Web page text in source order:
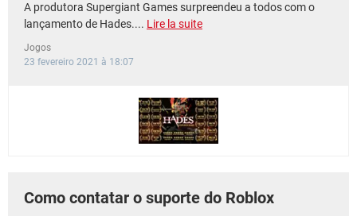
A produtora Supergiant Games surpreendeu a todos com o
lançamento de Hades.... Lire la suite
Jogos
23 fevereiro 2021 à 18:07
Como contatar o suporte do Roblox